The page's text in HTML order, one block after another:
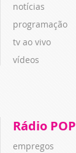
notícias
programação
tv ao vivo
vídeos
Rádio POP
empregos